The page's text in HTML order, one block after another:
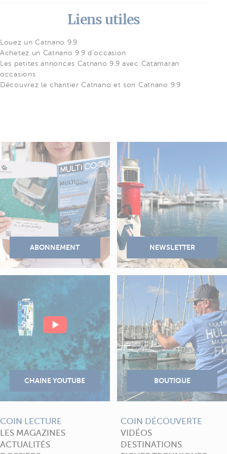
Liens utiles
Louez un Catnano 9.9
Achetez un Catnano 9.9 d'occasion
Les petites annonces Catnano 9.9 avec Catamaran
occasions
Découvrez le chantier Catnano et son Catnano 9.9
COIN LECTURE
LES MAGAZINES
ACTUALITÉS
COIN DÉCOUVERTE
VIDÉOS
DESTINATIONS